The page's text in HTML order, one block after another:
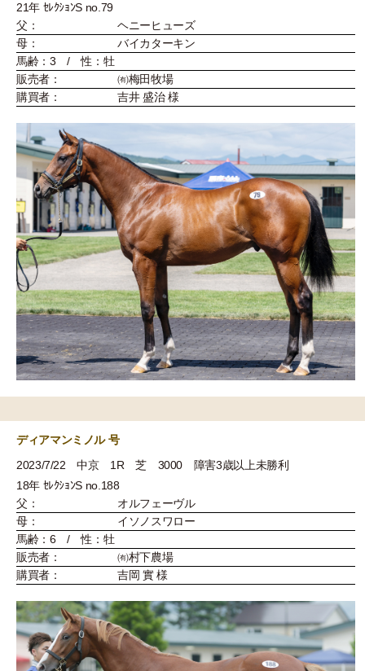
21年 ｾﾚｸｼｮﾝS no.79
父：
ヘニーヒューズ
母：
バイカターキン
馬齢：3 / 性：牡
販売者：
㈲梅田牧場
購買者：
吉井 盛治 様
ディアマンミノル 号
2023/7/22 中京 1R 芝 3000 障害3歳以上未勝利
18年 ｾﾚｸｼｮﾝS no.188
父：
オルフェーヴル
母：
イソノスワロー
馬齢：6 / 性：牡
販売者：
㈲村下農場
購買者：
吉岡 實 様